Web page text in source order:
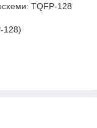
TQFP-128
128)